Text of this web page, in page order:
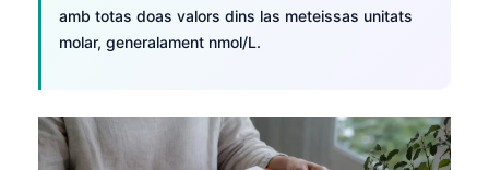
amb totas doas valors dins las meteissas unitats
molar, generalament nmol/L.